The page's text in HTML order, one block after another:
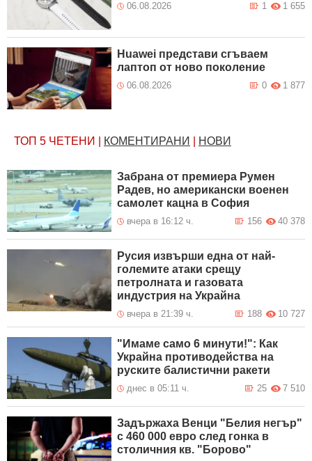
06.08.2026 1 655
1
Huawei представи сгъваем
лаптоп от ново поколение
06.08.2026 1 877
0
ТОП 5 ЧЕТЕНИ КОМЕНТИРАНИ НОВИ
Забрана от премиера Румен
Радев, но американски военен
самолет кацна в София
вчера в 16:12 ч. 40 378
156
Русия извърши една от най-
големите атаки срещу
петролната и газовата
индустрия на Украйна
вчера в 21:39 ч. 10 727
188
"Имаме само 6 минути!": Как
Украйна противодейства на
руските балистични ракети
днес в 05:11 ч. 7 510
25
Задържаха Венци "Белия негър"
с 460 000 евро след гонка в
столичния кв. "Борово"